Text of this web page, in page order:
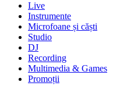
Live
Instrumente
Microfoane și căști
Studio
DJ
Recording
Multimedia & Games
Promoții